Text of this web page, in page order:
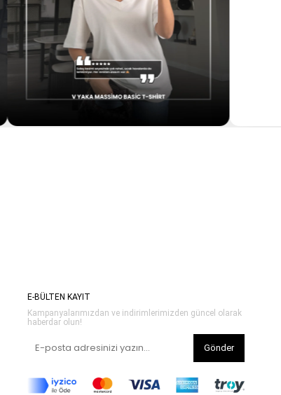
E-BÜLTEN KAYIT
Kampanyalarımızdan ve indirimlerimizden güncel olarak
haberdar olun!
Gönder